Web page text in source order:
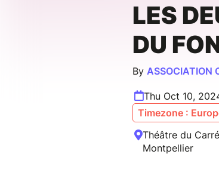
LES
DU
By ASSOCIATION
Thu Oct 10,
Timezone :
Théâtre du
Montpellier